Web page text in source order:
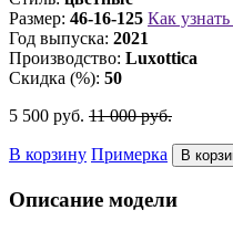
Размер: 46-16-125 Как
Год выпуска: 2021
Производство: Luxottica
Скидка (%): 50
5 500 руб. 11 000руб.
В корзину Примерка
Описание модели